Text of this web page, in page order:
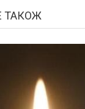
ТАКОЖ